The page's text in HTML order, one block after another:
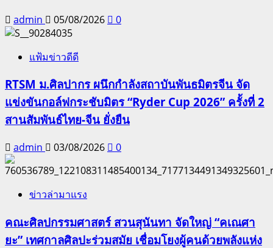
admin 05/08/2026 0
แฟ้มข่าวดีดี
RTSM ม.ศิลปากร ผนึกกำลังสถาบันพันธมิตรจีน จัด
แข่งขันกอล์ฟกระชับมิตร “Ryder Cup 2026” ครั้งที่ 2
สานสัมพันธ์ไทย-จีน ยั่งยืน
admin 03/08/2026 0
ข่าวล่ามาแรง
คณะศิลปกรรมศาสตร์ สวนสุนันทา จัดใหญ่ “คเณศา
ยะ” เทศกาลศิลปะร่วมสมัย เชื่อมโยงผู้คนด้วยพลังแห่ง